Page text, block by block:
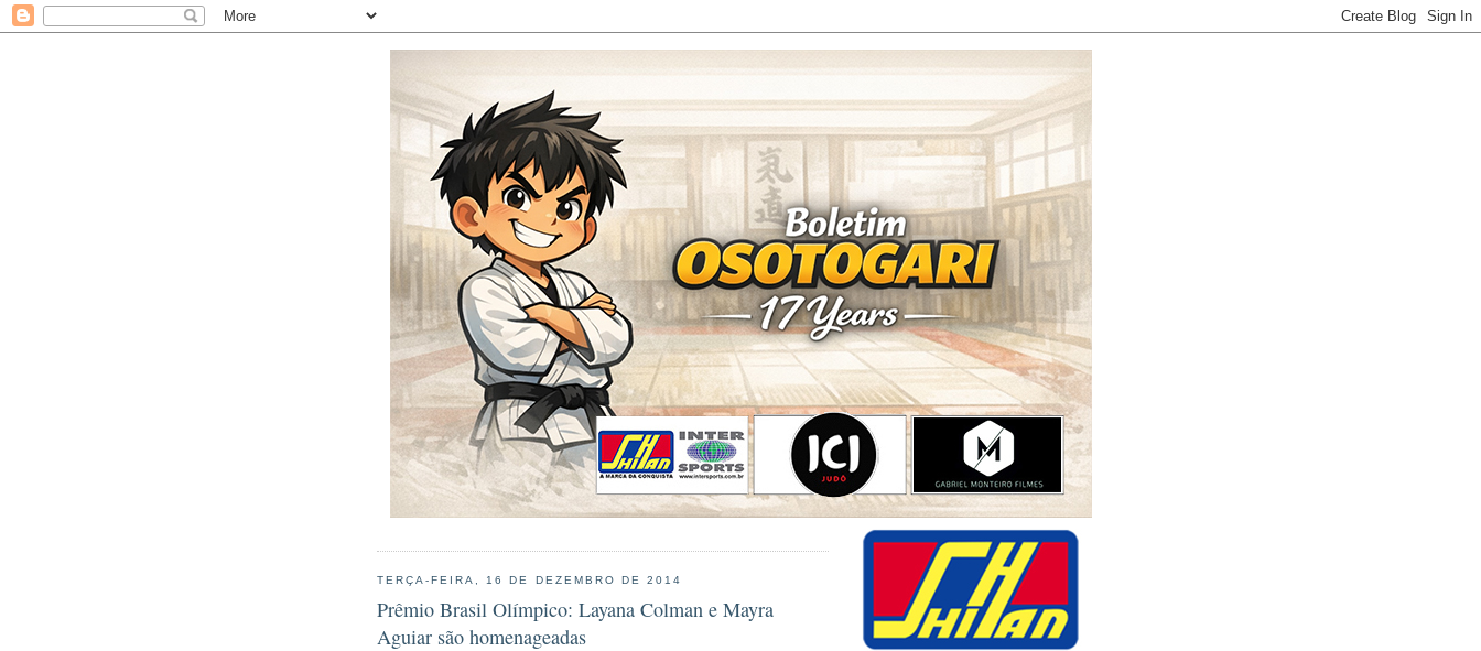
TERÇA-FEIRA, 16 DE DEZEMBRO DE 2014
Prêmio Brasil Olímpico: Layana Colman e Mayra
Aguiar são homenageadas